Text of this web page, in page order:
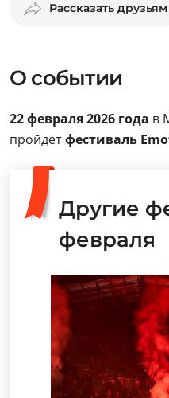
Рассказать друзьям
О событии
22 февраля 2026 года в
пройдетфестиваль
Другие
февраля